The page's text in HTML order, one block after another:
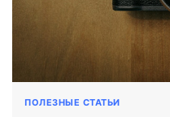
ПОЛЕЗНЫЕ СТАТЬИ